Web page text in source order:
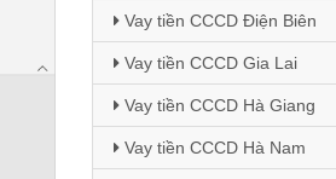
Vay tiền CCCD Điện Biên
Vay tiền CCCD Gia Lai
Vay tiền CCCD Hà Giang
Vay tiền CCCD Hà Nam